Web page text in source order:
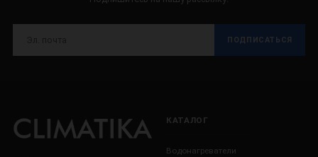
ПОДПИСАТЬСЯ
КАТАЛОГ
Водонагреватели